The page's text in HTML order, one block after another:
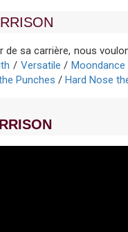
sa carrière, nous
/ Versatile /Moondance
Punches / Hard Nose